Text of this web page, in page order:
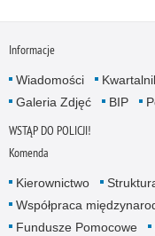
Informacje
Wiadomości
Galeria Zdjęć
BIP
WSTĄP DO POLICJI!
Komenda
Kierownictwo
Współpraca
Fundusze Pomocowe